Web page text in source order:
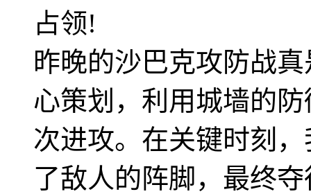
占领!
昨晚的沙巴克攻防战
心策划，利用城墙的
次进攻。在关键时刻
了敌人的阵脚，最终